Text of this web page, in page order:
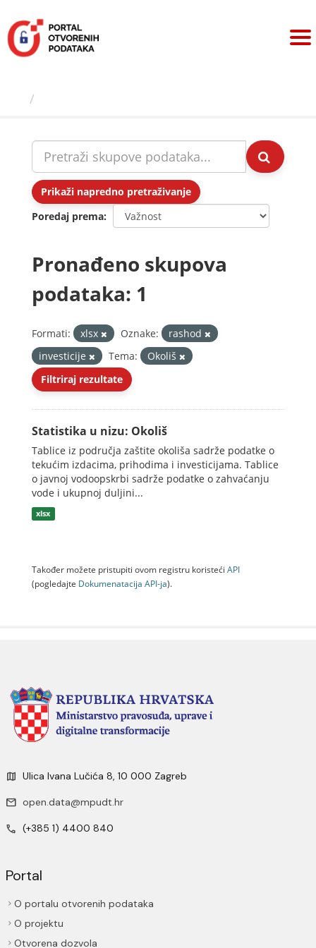
sadržaj
Prikaži napredno pretraživanje
Poredaj prema
Pronađeno skupova
podataka: 1
Formati: xlsx Oznake:
rashod
investicije
Tema:
Okoliš
Filtriraj rezultate
Statistika u nizu: Okoliš
Tablice iz područja zaštite okoliša sadrže podatke o
tekućim izdacima, prihodima i investicijama. Tablice
o javnoj vodoopskrbi sadrže podatke o zahvaćanju
vode i ukupnoj duljini...
xlsx
Također možete pristupiti ovom registru koristeći API
(pogledajte Dokumenаtаcijа API-jа).